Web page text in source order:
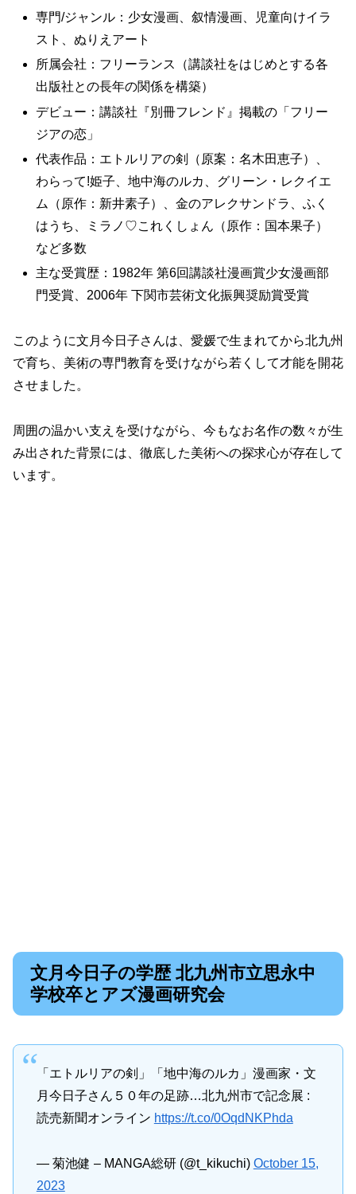
専門/ジャンル：少女漫画、叙情漫画、児童向けイラ
スト、ぬりえアート
所属会社：フリーランス（講談社をはじめとする各
出版社との長年の関係を構築）
デビュー：講談社『別冊フレンド』掲載の「フリー
ジアの恋」
代表作品：エトルリアの剣（原案：名木田恵子）、
わらって!姫子、地中海のルカ、グリーン・レクイエ
ム（原作：新井素子）、金のアレクサンドラ、ふく
はうち、ミラノ♡これくしょん（原作：国本果子）
など多数
主な受賞歴：1982年 第6回講談社漫画賞少女漫画部
門受賞、2006年 下関市芸術文化振興奨励賞受賞
このように文月今日子さんは、愛媛で生まれてから北九州
で育ち、美術の専門教育を受けながら若くして才能を開花
させました。
周囲の温かい支えを受けながら、今もなお名作の数々が生
み出された背景には、徹底した美術への探求心が存在して
います。
文月今日子の学歴 北九州市立思永中
学校卒とアズ漫画研究会
「エトルリアの剣」「地中海のルカ」漫画家・文
月今日子さん５０年の足跡…北九州市で記念展 :
読売新聞オンライン https://t.co/0OqdNKPhda
— 菊池健 – MANGA総研 (@t_kikuchi) October 15,
2023